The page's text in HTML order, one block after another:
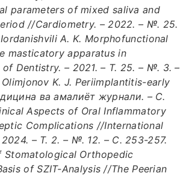
parameters of mixed saliva and
//Cardiometry. – 2022. – №. 25.
A. K. Morphofunctional
masticatory apparatus in
Dentistry. – 2021. – Т. 25. – №. 3. –
K. J. Periimplantitis-early
ва амалиёт журнали. – С.
Aspects of Oral Inflammatory
Complications //International
– Т. 2. – №. 12. – С. 253-257.
Stomatological Orthopedic
of SZIT-Analysis //The Peerian